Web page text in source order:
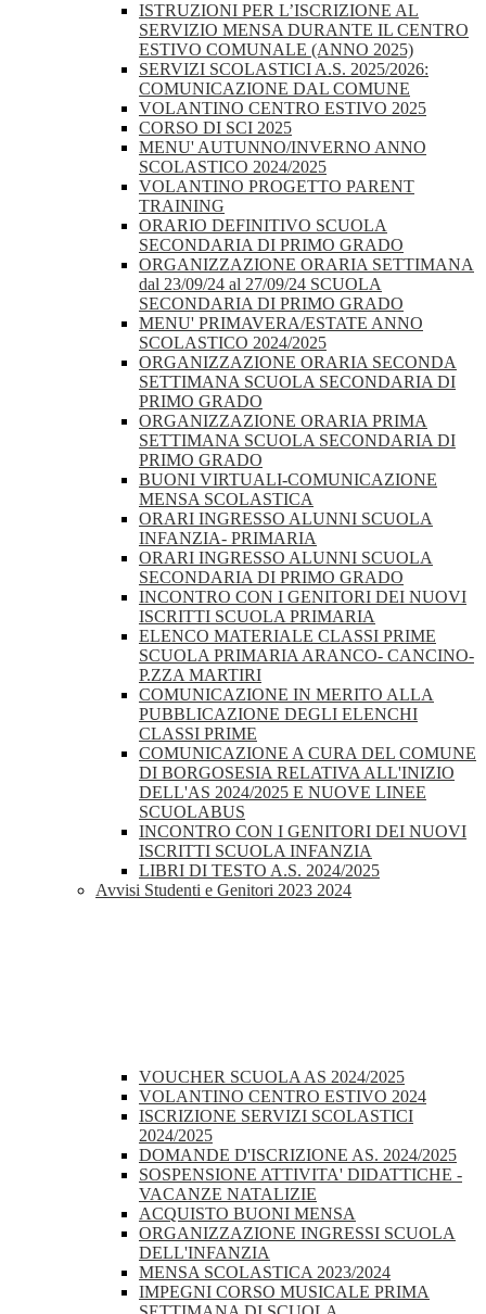
ISTRUZIONI PER L’ISCRIZIONE AL
SERVIZIO MENSA DURANTE IL CENTRO
ESTIVO COMUNALE (ANNO 2025)
SERVIZI SCOLASTICI A.S. 2025/2026:
COMUNICAZIONE DAL COMUNE
VOLANTINO CENTRO ESTIVO 2025
CORSO DI SCI 2025
MENU' AUTUNNO/INVERNO ANNO
SCOLASTICO 2024/2025
VOLANTINO PROGETTO PARENT
TRAINING
ORARIO DEFINITIVO SCUOLA
SECONDARIA DI PRIMO GRADO
ORGANIZZAZIONE ORARIA SETTIMANA
dal 23/09/24 al 27/09/24 SCUOLA
SECONDARIA DI PRIMO GRADO
MENU' PRIMAVERA/ESTATE ANNO
SCOLASTICO 2024/2025
ORGANIZZAZIONE ORARIA SECONDA
SETTIMANA SCUOLA SECONDARIA DI
PRIMO GRADO
ORGANIZZAZIONE ORARIA PRIMA
SETTIMANA SCUOLA SECONDARIA DI
PRIMO GRADO
BUONI VIRTUALI-COMUNICAZIONE
MENSA SCOLASTICA
ORARI INGRESSO ALUNNI SCUOLA
INFANZIA- PRIMARIA
ORARI INGRESSO ALUNNI SCUOLA
SECONDARIA DI PRIMO GRADO
INCONTRO CON I GENITORI DEI NUOVI
ISCRITTI SCUOLA PRIMARIA
ELENCO MATERIALE CLASSI PRIME
SCUOLA PRIMARIA ARANCO- CANCINO-
P.ZZA MARTIRI
COMUNICAZIONE IN MERITO ALLA
PUBBLICAZIONE DEGLI ELENCHI
CLASSI PRIME
COMUNICAZIONE A CURA DEL COMUNE
DI BORGOSESIA RELATIVA ALL'INIZIO
DELL'AS 2024/2025 E NUOVE LINEE
SCUOLABUS
INCONTRO CON I GENITORI DEI NUOVI
ISCRITTI SCUOLA INFANZIA
LIBRI DI TESTO A.S. 2024/2025
Avvisi Studenti e Genitori 2023 2024
VOUCHER SCUOLA AS 2024/2025
VOLANTINO CENTRO ESTIVO 2024
ISCRIZIONE SERVIZI SCOLASTICI
2024/2025
DOMANDE D'ISCRIZIONE AS. 2024/2025
SOSPENSIONE ATTIVITA' DIDATTICHE -
VACANZE NATALIZIE
ACQUISTO BUONI MENSA
ORGANIZZAZIONE INGRESSI SCUOLA
DELL'INFANZIA
MENSA SCOLASTICA 2023/2024
IMPEGNI CORSO MUSICALE PRIMA